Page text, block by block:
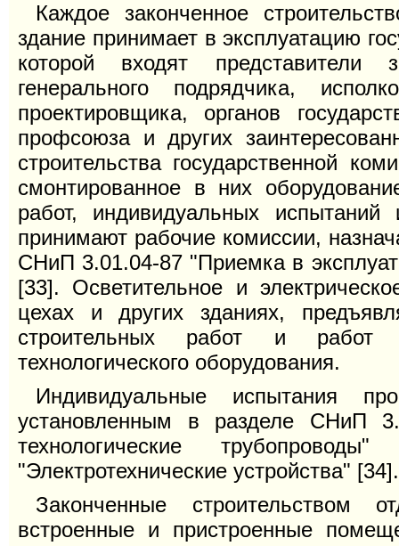
Каждое законченное
здание принимает в эксплуатацию
которой входят представители
генерального подрядчика,
проектировщика, органов
профсоюза и других
строительства государственной
смонтированное в них
работ, индивидуальных испытаний
принимают рабочие комиссии,
СНиП 3.01.04-87 "Приемка в
[33]. Осветительное и
цехах и других зданиях,
строительных работ и работ
технологического оборудования.
Индивидуальные испытания
установленным в разделе СНиП
технологические
"Электротехнические устройства" [34].
Законченные строительством
встроенные и пристроенные